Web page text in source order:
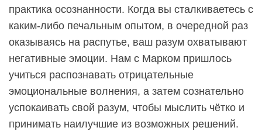
практика осознанности. Когда вы сталкиваетесь с
каким-либо печальным опытом, в очередной раз
оказываясь на распутье, ваш разум охватывают
негативные эмоции. Нам с Марком пришлось
учиться распознавать отрицательные
эмоциональные волнения, а затем сознательно
успокаивать свой разум, чтобы мыслить чётко и
принимать наилучшие из возможных решений.